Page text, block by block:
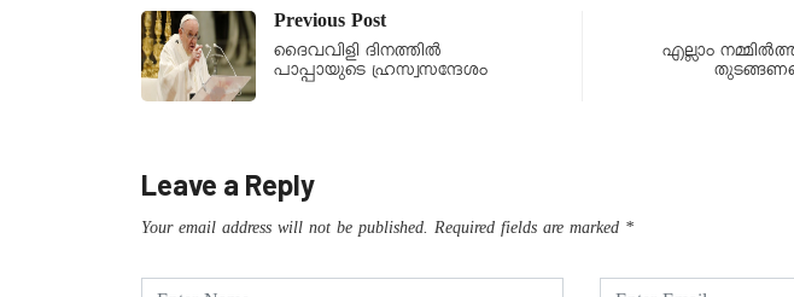
Previous Post
ദൈവവിളി ദിനത്തിൽ
പാപ്പായുടെ ഹ്രസ്വസന്ദേശം
എല്ലാം
Leave a Reply
Your email address will not be published. Required fields are marked *